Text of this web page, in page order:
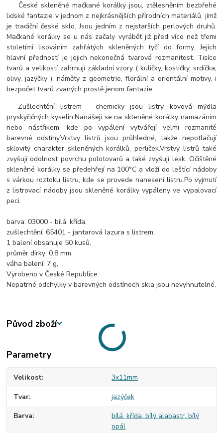
České skleněné mačkané korálky jsou, ztělesněním bezbřehé
lidské fantazie v jednom z nejkrásnějších přírodních materiálů, jímž
je tradiční české sklo. Jsou jedním z nejstarších perlových druhů.
Mačkané korálky se u nás začaly vyrábět již před více než třemi
stoletími lisováním zahřátých skleněných tyčí do formy. Jejich
hlavní předností je jejich nekonečná tvarová rozmanitost. Tisíce
tvarů a velikostí zahrnují základní vzory ( kuličky, kostičky, srdíčka,
olivy, jazýčky ), náměty z geometrie, florální a orientální motivy, i
bezpočet tvarů zvaných prostě jenom fantazie.
Zušlechtění listrem - chemicky jsou listry kovová mýdla
pryskyřičných kyselin.Nanášejí se na skleněné korálky namazáním
nebo nástřikem, kde po vypálení vytvářejí velmi rozmanité
barevné odstíny.Vrstvy listrů jsou průhledné, takže nepotlačují
sklovitý charakter skleněných korálků, perliček.Vrstvy listrů také
zvyšují odolnost povrchu polotovarů a také zvyšují lesk. Očištěné
skleněné korálky se předehřejí na 100°C a vloží do leštící nádoby
s várkou roztoku listru, kde se provede nanesení listru.Po vyjmutí
z listrovací nádoby jsou skleněné korálky vypáleny ve vypalovací
peci.
barva: 03000 - bílá, křída,
zušlechtění: 65401 - jantarová lazura s listrem,
1 balení obsahuje 50 kusů,
průměr dírky: 0.8 mm,
váha balení: 7 g,
Vyrobeno v České Republice.
Nepatrné odchylky v barevných odstínech skla jsou nevyhnutelné.
Původ zboží
Parametry
Velikost 3x11mm
Tvar jazýček
Barva
bílá, křída, bílý alabastr, bílý
opál